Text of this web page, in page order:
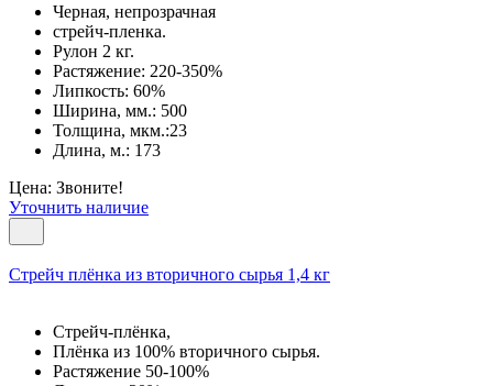
Черная, непрозрачная
стрейч-пленка.
Рулон 2 кг.
Растяжение: 220-350%
Липкость: 60%
Ширина, мм.: 500
Толщина, мкм.:23
Длина, м.: 173
Цена: Звоните!
Уточнить наличие
Стрейч плёнка из вторичного сырья 1,4 кг
Стрейч-плёнка,
Плёнка из 100% вторичного сырья.
Растяжение 50-100%